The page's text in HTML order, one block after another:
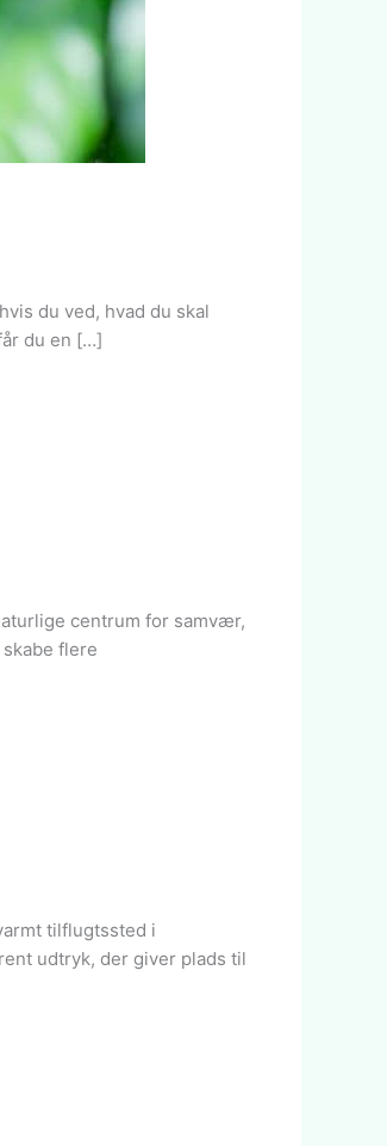
du ved, hvad du skal
du en […]
centrum for samvær,
flere
tilflugtssted i
udtryk, der giver plads til